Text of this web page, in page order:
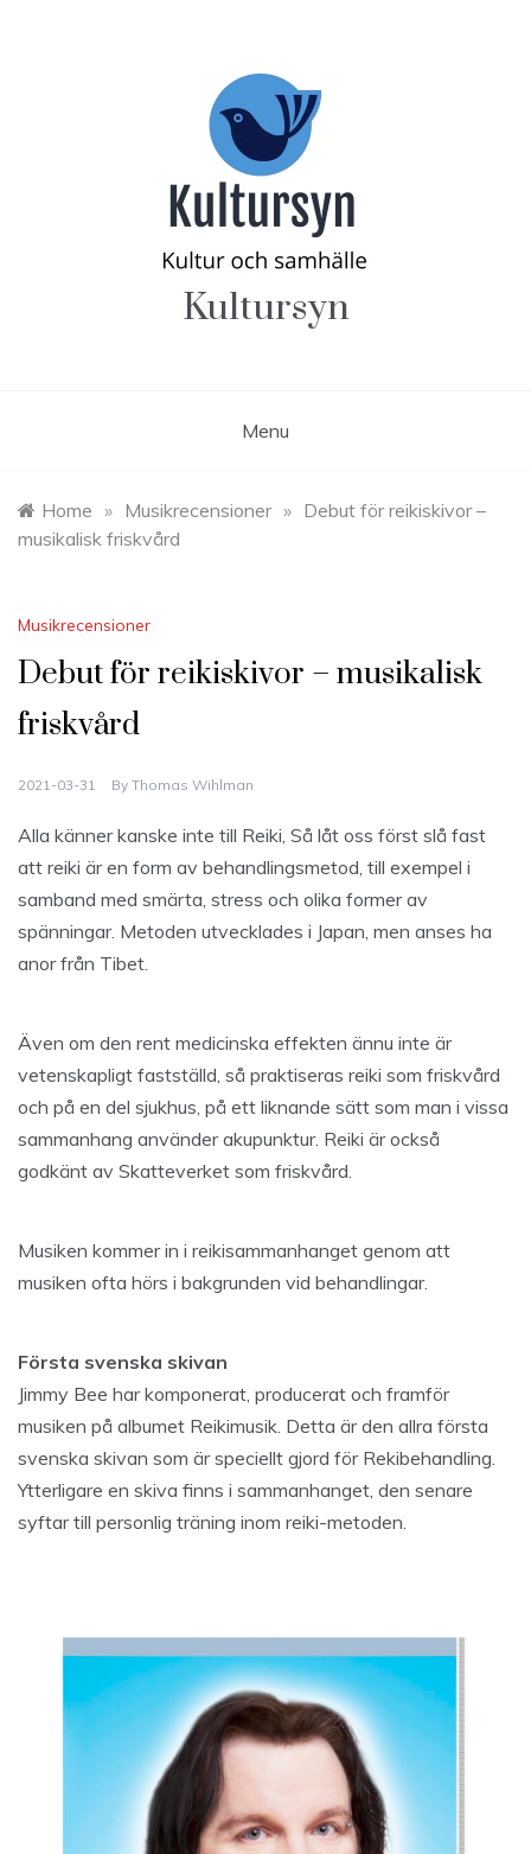
Kultursyn
Menu
Home » Musikrecensioner » Debut för reikiskivor –
musikalisk friskvård
Musikrecensioner
Debut för reikiskivor – musikalisk
friskvård
2021-03-31 By Thomas Wihlman
Alla känner kanske inte till Reiki, Så låt oss först slå fast
att reiki är en form av behandlingsmetod, till exempel i
samband med smärta, stress och olika former av
spänningar. Metoden utvecklades i Japan, men anses ha
anor från Tibet.
Även om den rent medicinska effekten ännu inte är
vetenskapligt fastställd, så praktiseras reiki som friskvård
och på en del sjukhus, på ett liknande sätt som man i vissa
sammanhang använder akupunktur. Reiki är också
godkänt av Skatteverket som friskvård.
Musiken kommer in i reikisammanhanget genom att
musiken ofta hörs i bakgrunden vid behandlingar.
Första svenska skivan
Jimmy Bee har komponerat, producerat och framför
musiken på albumet Reikimusik. Detta är den allra första
svenska skivan som är speciellt gjord för Rekibehandling.
Ytterligare en skiva finns i sammanhanget, den senare
syftar till personlig träning inom reiki-metoden.